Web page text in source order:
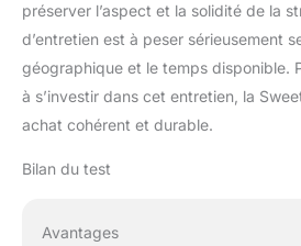
préserver l’aspect et la solidité de la
d’entretien est à peser sérieusement
géographique et le temps disponible.
à s’investir dans cet entretien, la
achat cohérent et durable.
Bilan du test
Avantages